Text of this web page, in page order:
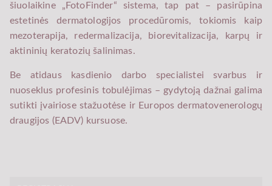
šiuolaikine „FotoFinder“ sistema, tap pat – pasirūpina
estetinės dermatologijos procedūromis, tokiomis kaip
mezoterapija, redermalizacija, biorevitalizacija, karpų ir
aktininių keratozių šalinimas.
Be atidaus kasdienio darbo specialistei svarbus ir
nuoseklus profesinis tobulėjimas – gydytoją dažnai galima
sutikti įvairiose stažuotėse ir Europos dermatovenerologų
draugijos (EADV) kursuose.